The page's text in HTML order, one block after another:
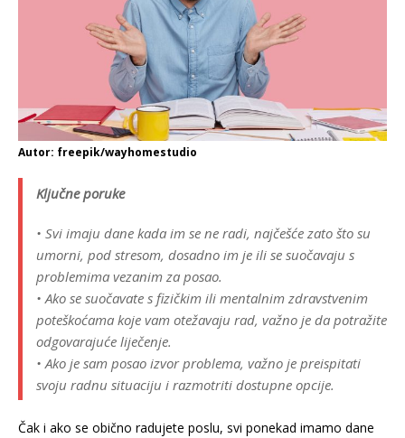
Autor: freepik/wayhomestudio
Ključne poruke
• Svi imaju dane kada im se ne radi, najčešće zato što su
umorni, pod stresom, dosadno im je ili se suočavaju s
problemima vezanim za posao.
• Ako se suočavate s fizičkim ili mentalnim zdravstvenim
poteškoćama koje vam otežavaju rad, važno je da potražite
odgovarajuće liječenje.
• Ako je sam posao izvor problema, važno je preispitati
svoju radnu situaciju i razmotriti dostupne opcije.
Čak i ako se obično radujete poslu, svi ponekad imamo dane